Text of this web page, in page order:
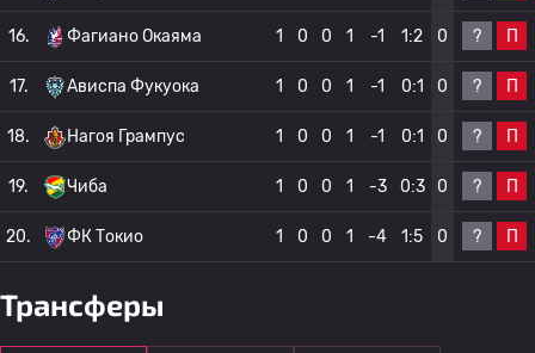
16. Фагиано Окаяма 1 0 0 1 -1 1:2 0 ? П
17. Ависпа Фукуока 1 0 0 1 -1 0:1 0 ? П
18. Нагоя Грампус 1 0 0 1 -1 0:1 0 ? П
19. Чиба 1 0 0 1 -3 0:3 0 ? П
20. ФК Токио 1 0 0 1 -4 1:5 0 ? П
Трансферы